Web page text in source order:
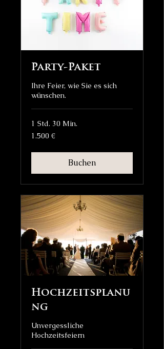
Party-Paket
Ihre Feier, wie Sie es sich
wünschen.
1 Std. 30 Min.
1.500
Euro
1.500 €
Buchen
Hochzeitsplanu
ng
Unvergessliche
Hochzeitsfeiern